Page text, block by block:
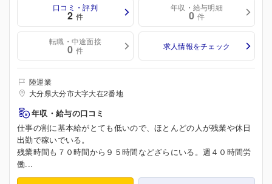
口コミ・評判
2 件
年収・給与明細
0 件
転職・中途面接
0 件 求人情報をチェック
陸運業
大分県大分市大字大在2番地
年収・給与の口コミ
仕事の割に基本給がとても低いので、ほとんどの人が残業や休日
出勤で稼いでいる。
残業時間も７０時間から９５時間などざらにいる。週４０時間労
働...